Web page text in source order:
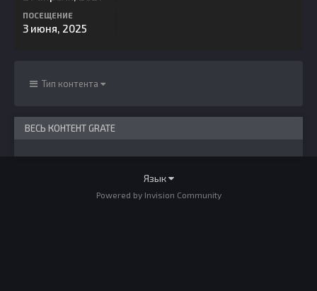
ПОСЕЩЕНИЕ
3 июня, 2025
Тип контента
ВЕСЬ КОНТЕНТ GRATE
Язык
Powered by Invision Community